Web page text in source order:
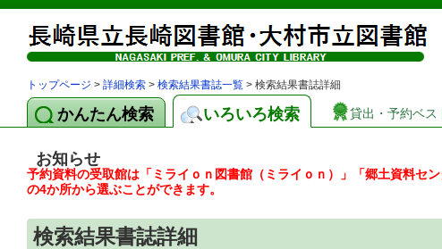
トップページ > 詳細検索 > 検索結果書誌一覧 > 検索結果書誌詳細
かんたん検索 いろいろ検索 貸出・予約ベス
お知らせ
予約資料の受取館は「ミライｏｎ図書館（ミライｏｎ）」「郷土資料セ
の4か所から選ぶことができます。
検索結果書誌詳細